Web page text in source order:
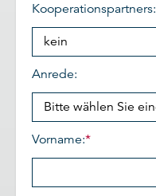
Kooperationspartners:
Anrede:
Vorname:*